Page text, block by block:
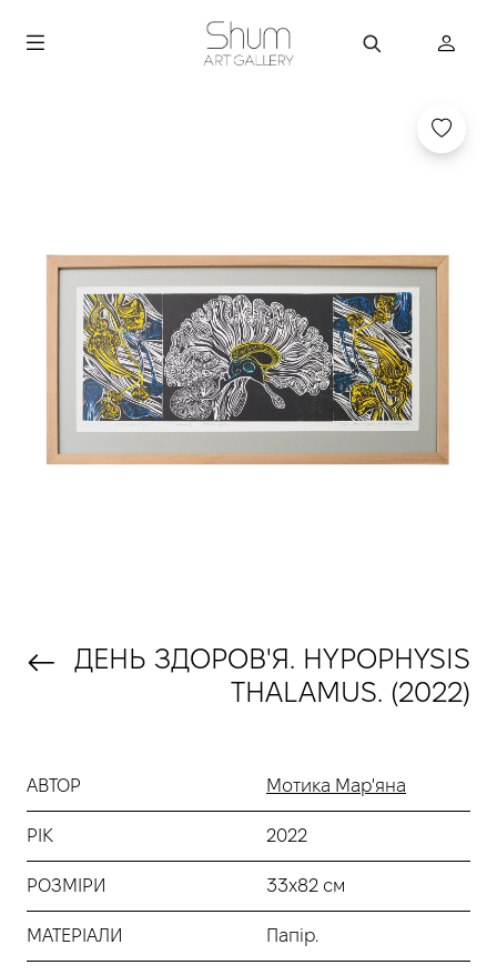
ДЕНЬ ЗДОРОВ'Я. HYPOPHYSIS
THALAMUS. (2022)
АВТОР Мотика Мар'яна
РІК 2022
РОЗМІРИ 33х82 см
МАТЕРІАЛИ Папір.